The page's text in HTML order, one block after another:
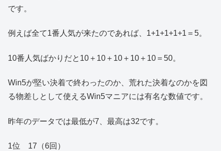
です。
例えば全て1番人気が来たのであれば、1+1+1+1+1＝5。
10番人気ばかりだと10＋10＋10＋10＋10＝50。
Win5が堅い決着で終わったのか、荒れた決着なのかを図
る物差しとして使えるWin5マニアには有名な数値です。
昨年のデータでは最低が7、最高は32です。
1位 17（6回）